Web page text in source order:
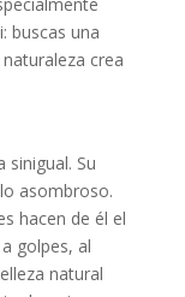
buscas una
crea
sinigual. Su
asombroso.
hacen de él el
golpes, al
natural